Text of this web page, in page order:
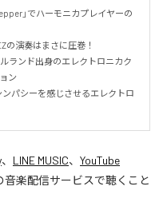
」でハーモニカプレイヤーの
の演奏はまさに圧巻！
ランド出身のエレクトロニカク
ン
パシーを感じさせるエレクトロ
、 LINE MUSIC、 YouTube
音楽配信サービスで聴くこと